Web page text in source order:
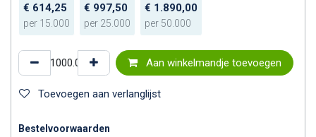
€ 614,25
per 15.000
€ 997,50
per 25.000
€ 1.890,00
per 50.000
Aan winkelmandje toevoegen
Toevoegen aan verlanglijst
Bestelvoorwaarden